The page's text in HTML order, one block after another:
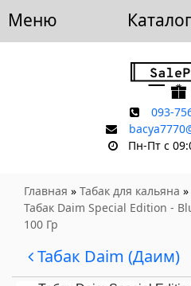
МенюДоставка и оплата Отзывы
093-
Пн-Пт с
Главная » Табак для кальяна »
Табак Daim Special Edition -
100 Гр
Табак Daim (Даим)